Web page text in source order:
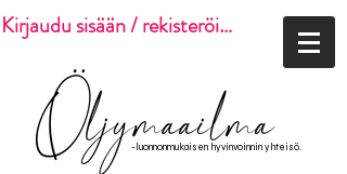
Kirjaudu sisään / rekisteröidy
-luonnonmukaisen hyvinvoinnin yhteisö.